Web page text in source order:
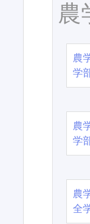
農
農
学
農
学
農
全